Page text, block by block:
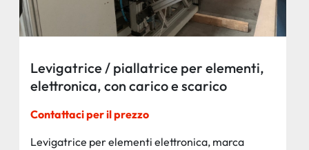
Levigatrice / piallatrice per elementi,
elettronica, con carico e scarico
Contattaci per il prezzo
Levigatrice per elementi elettronica, marca